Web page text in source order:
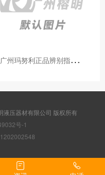
广
州玛努利正品辨别指南：如何区分原装 Manuli 胶管 / 接头 / 扣压机（代理专业版）
压器材有限公司 版权所有
号-1